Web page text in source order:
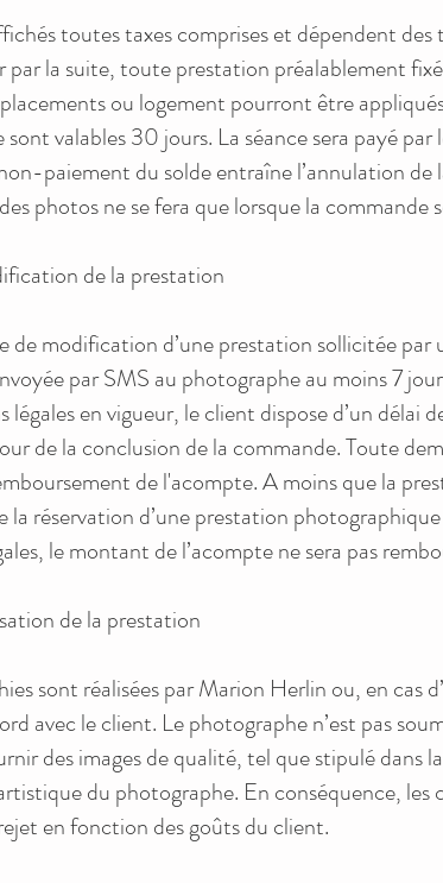
toutes taxes comprises et dépendent
par la suite, toute prestation préalablement
ou logement pourront être
valables 30 jours. La séance sera payé
paiement du solde entraîne l’annulation de
photos ne se fera que lorsque la commande
de la prestation
de modification d’une prestation sollicitée
par SMS au photographe au moins 7
légales en vigueur, le client dispose d’un
de la conclusion de la commande. Toute
de l'acompte. A moins que la
la réservation d’une prestation
le montant de l’acompte ne sera pas
de la prestation
sont réalisées par Marion Herlin ou, en
avec le client. Le photographe n’est pas
des images de qualité, tel que stipulé dans
du photographe. En conséquence,
en fonction des goûts du client.